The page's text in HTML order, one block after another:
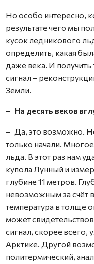
Но особо интересно,
результате чего мы
кусок ледникового
определить, какая
даже века. И получить
сигнал –
Земли.
– На десять веков
– Да, это возможно.
только начали. Многое
льда. В этот раз нам
купола Лунный и
глубине 11 метров.
невозможным за счёт
температура в толще
может
сигнал, скорее всего,
Арктике. Другой
политермический,